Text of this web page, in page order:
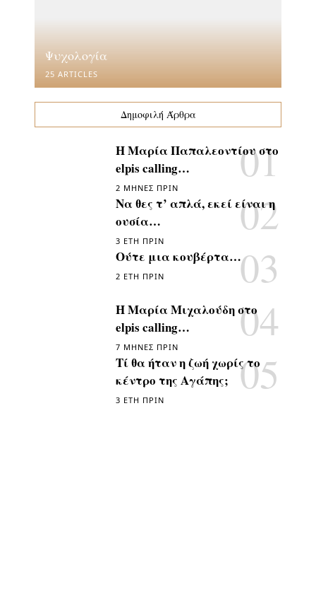
Ψυχολογία
25 ARTICLES
Δημοφιλή Άρθρα
Η Μαρία Παπαλεοντίου στο
elpis calling…
2 ΜΉΝΕΣ ΠΡΙΝ
Να θες τ’ απλά, εκεί είναι η
ουσία…
3 ΈΤΗ ΠΡΙΝ
Ούτε μια κουβέρτα…
2 ΈΤΗ ΠΡΙΝ
Η Μαρία Μιχαλούδη στο
elpis calling…
7 ΜΉΝΕΣ ΠΡΙΝ
Τί θα ήταν η ζωή χωρίς το
κέντρο της Αγάπης;
3 ΈΤΗ ΠΡΙΝ